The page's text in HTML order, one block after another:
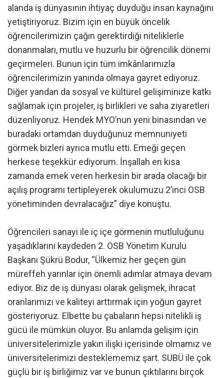
alanda iş dünyasının ihtiyaç duyduğu insan kaynağını
yetiştiriyoruz. Bizim için en büyük öncelik
öğrencilerimizin çağın gerektirdiği niteliklerle
donanmaları, mutlu ve huzurlu bir öğrencilik dönemi
geçirmeleri. Bunun için tüm imkânlarımızla
öğrencilerimizin yanında olmaya gayret ediyoruz.
Diğer yandan da sosyal ve kültürel gelişiminize katkı
sağlamak için projeler, iş birlikleri ve saha ziyaretleri
düzenliyoruz. Hendek MYO’nun yeni binasından ve
buradaki ortamdan duyduğunuz memnuniyeti
görmek bizleri ayrıca mutlu etti. Emeği geçen
herkese teşekkür ediyorum. İnşallah en kısa
zamanda emek veren herkesin bir arada olacağı bir
açılış programı tertipleyerek okulumuzu 2’inci OSB
yönetiminden devralacağız” diye konuştu.
Öğrencileri sanayi ile iç içe görmenin mutluluğunu
yaşadıklarını kaydeden 2. OSB Yönetim Kurulu
Başkanı Şükrü Bodur, “Ülkemiz her geçen gün
müreffeh yarınlar için önemli adımlar atmaya devam
ediyor. Biz de iş dünyası olarak gelişmek, ihracat
oranlarımızı ve kaliteyi arttırmak için yoğun gayret
gösteriyoruz. Elbette bu çabaların hepsi nitelikli iş
gücü ile mümkün oluyor. Bu anlamda gelişim için
üniversitelerimizle yakın ilişki içerisinde olmamız ve
üniversitelerimizi desteklememiz şart. SUBÜ ile çok
güçlü bir iş birliğimiz var ve bunun çıktılarını birçok